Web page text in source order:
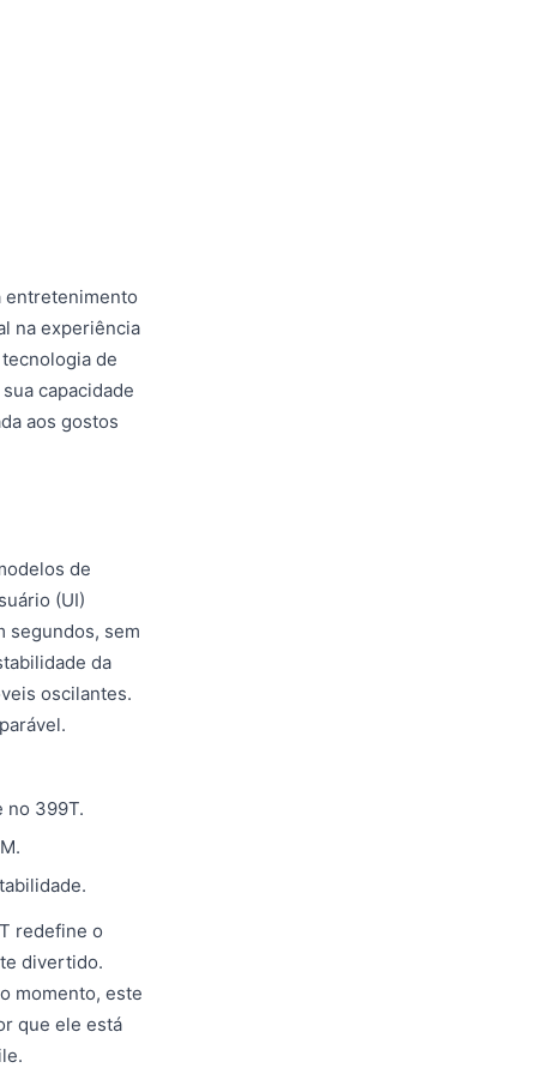
entretenimento
na experiência
de
capacidade
aos gostos
de
(UI)
segundos, sem
da
oscilantes.
no 399T.
redefine o
divertido.
momento, este
que ele está